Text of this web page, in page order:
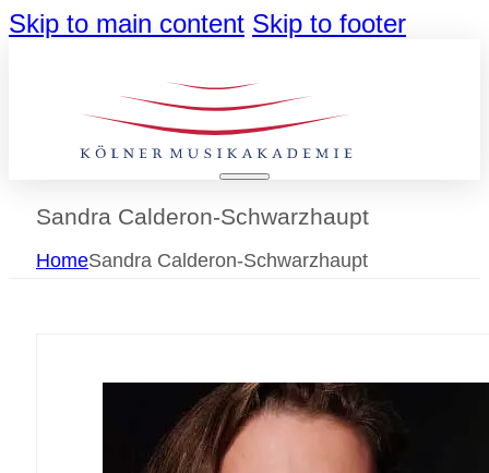
Skip to main content Skip to footer
Sandra Calderon-Schwarzhaupt
HomeSandra Calderon-Schwarzhaupt